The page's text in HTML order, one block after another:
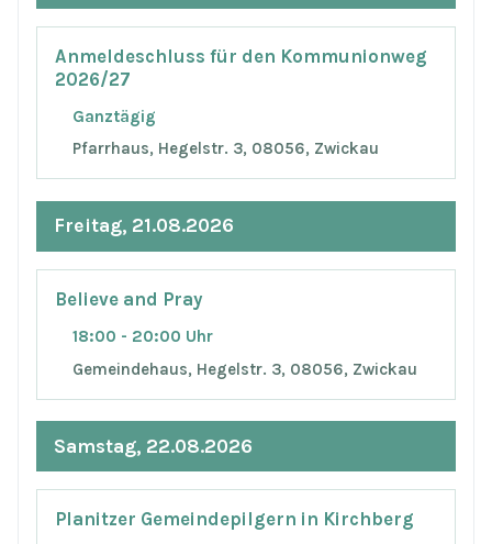
Anmeldeschluss für den Kommunionweg
2026/27
Ganztägig
Pfarrhaus, Hegelstr. 3, 08056, Zwickau
Freitag, 21.08.2026
Believe and Pray
18:00 - 20:00 Uhr
Gemeindehaus, Hegelstr. 3, 08056, Zwickau
Samstag, 22.08.2026
Planitzer Gemeindepilgern in Kirchberg